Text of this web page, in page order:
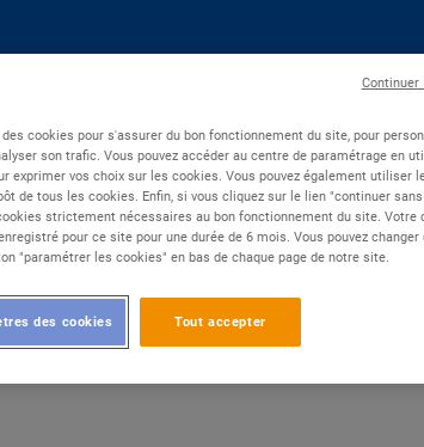
déploie et maintient les
700 collaborateurs, nous
et réseaux, exploitation, support...
cookies pour s'assurer du bon fonctionnement du site, pour
son trafic. Vous pouvez accéder au centre de paramétrage en
exprimer vos choix sur les cookies. Vous pouvez également utiliser
de tous les cookies. Enfin, si vous cliquez sur le lien "continuer
strictement nécessaires au bon fonctionnement du site. Votre
pour ce site pour une durée de 6 mois. Vous pouvez changer
"paramétrer les cookies" en bas de chaque page de notre site.
Tout accepter
des cookies